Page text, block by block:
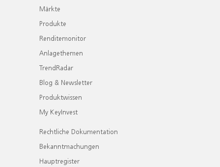
Märkte
Produkte
Renditemonitor
Anlagethemen
TrendRadar
Blog & Newsletter
Produktwissen
My KeyInvest
Rechtliche Dokumentation
Bekanntmachungen
Hauptregister